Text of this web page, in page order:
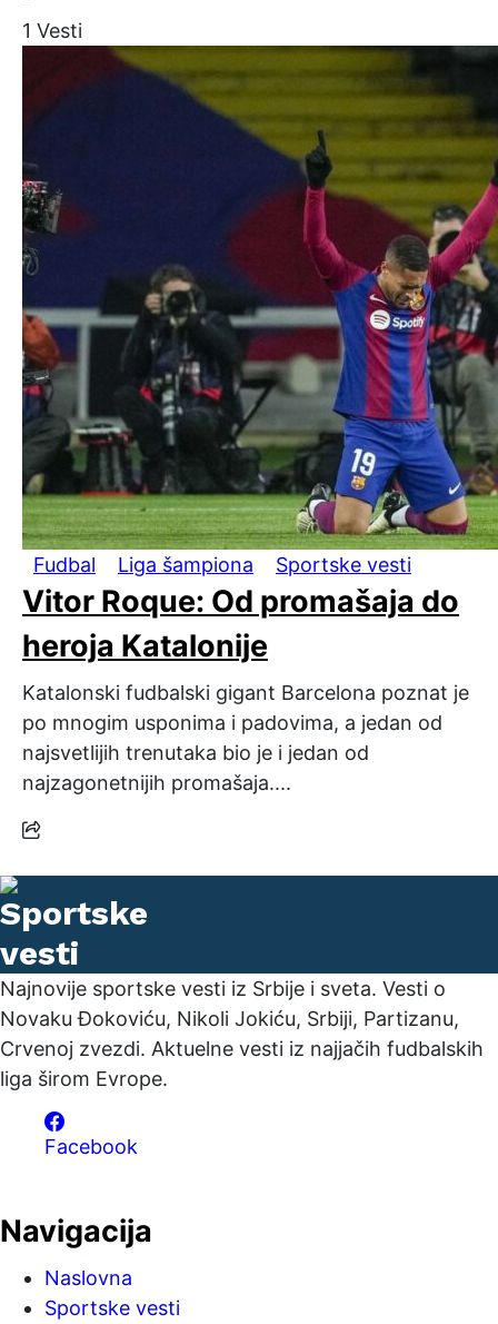
1 Vesti
Fudbal Liga šampiona Sportske vesti
Vitor Roque: Od promašaja do
heroja Katalonije
Katalonski fudbalski gigant Barcelona poznat je
po mnogim usponima i padovima, a jedan od
najsvetlijih trenutaka bio je i jedan od
najzagonetnijih promašaja....
Najnovije sportske vesti iz Srbije i sveta. Vesti o
Novaku Đokoviću, Nikoli Jokiću, Srbiji, Partizanu,
Crvenoj zvezdi. Aktuelne vesti iz najjačih fudbalskih
liga širom Evrope.
Facebook
Navigacija
Naslovna
Sportske vesti